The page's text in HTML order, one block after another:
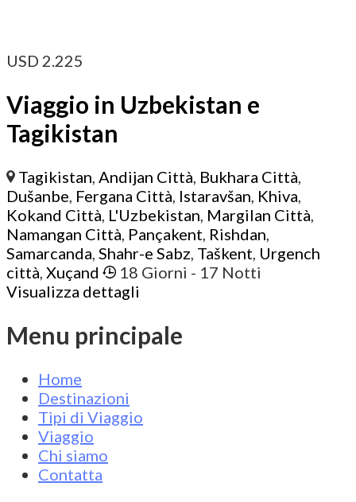
USD 2.225
Viaggio in Uzbekistan e
Tagikistan
Tagikistan,Andijan Città, Bukhara Città,
Dušanbe, Fergana Città, Istaravšan, Khiva,
Kokand Città, L'Uzbekistan, Margilan Città,
Namangan Città, Pançakent, Rishdan,
Samarcanda, Shahr-e Sabz, Taškent, Urgench
città, Xuçand 18 Giorni - 17 Notti
Visualizza dettagli
Menu principale
Home
Destinazioni
Tipi di Viaggio
Viaggio
Chi siamo
Contatta